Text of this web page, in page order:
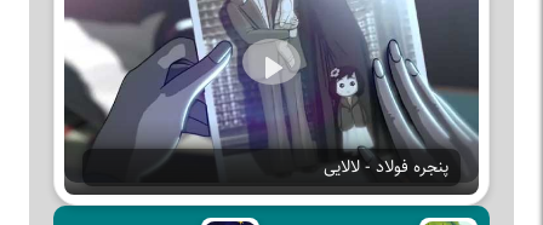
Play
پنجره فولاد - لالایی